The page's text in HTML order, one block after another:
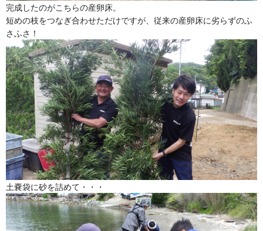
完成したのがこちらの産卵床。
短めの枝をつなぎ合わせただけですが、従来の産卵床に劣らずのふ
さふさ！
土嚢袋に砂を詰めて・・・